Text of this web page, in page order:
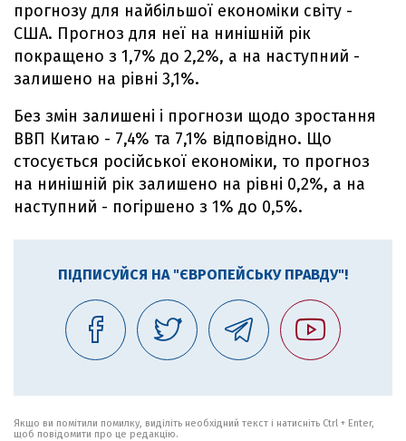
прогнозу для найбільшої економіки світу -
США. Прогноз для неї на нинішній рік
покращено з 1,7% до 2,2%, а на наступний -
залишено на рівні 3,1%.
Без змін залишені і прогнози щодо зростання
ВВП Китаю - 7,4% та 7,1% відповідно. Що
стосується російської економіки, то прогноз
на нинішній рік залишено на рівні 0,2%, а на
наступний - погіршено з 1% до 0,5%.
ПІДПИСУЙСЯ НА "ЄВРОПЕЙСЬКУ ПРАВДУ"!
Якщо ви помітили помилку, виділіть необхідний текст і натисніть Ctrl + Enter,
щоб повідомити про це редакцію.